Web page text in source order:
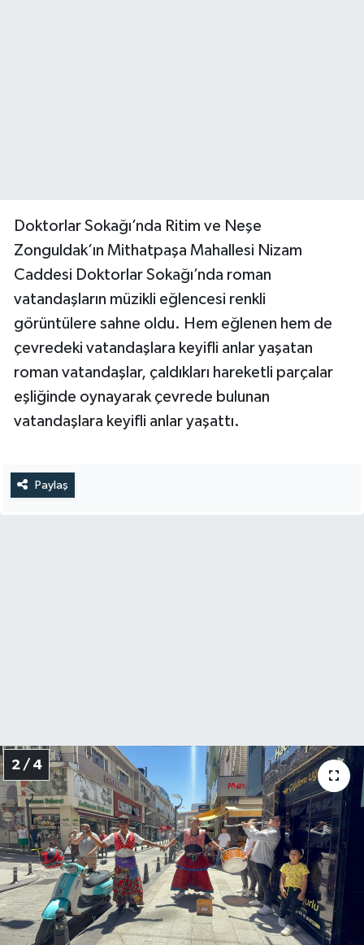
Doktorlar Sokağı’nda Ritim ve Neşe
Zonguldak’ın Mithatpaşa Mahallesi Nizam
Caddesi Doktorlar Sokağı’nda roman
vatandaşların müzikli eğlencesi renkli
görüntülere sahne oldu. Hem eğlenen hem de
çevredeki vatandaşlara keyifli anlar yaşatan
roman vatandaşlar, çaldıkları hareketli parçalar
eşliğinde oynayarak çevrede bulunan
vatandaşlara keyifli anlar yaşattı.
Paylaş
2 / 4